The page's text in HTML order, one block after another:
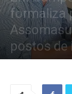
formaliza
postos de
Por Redação Tribo -